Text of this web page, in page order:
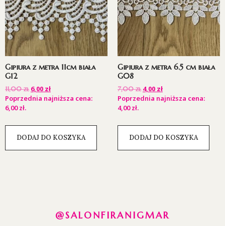
Gipiura z metra 11cm biała
G12
11,00zł 6,00 zł
Poprzednia najniższa cena:
6,00zł.
DODAJ DO KOSZYKA
Gipiura z metra 6.5 cm biała
G08
7,00zł 4,00 zł
Poprzednia najniższa cena:
4,00zł.
DODAJ DO KOSZYKA
@SALONFIRANIGMAR